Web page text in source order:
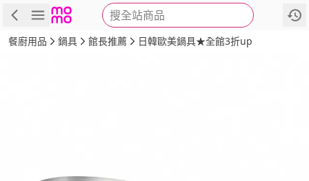
搜全站商品
商品 評價 詳情
餐廚用品 鍋具 館長推薦 日韓歐美鍋具★全館3折up